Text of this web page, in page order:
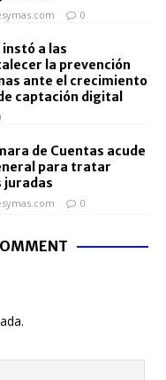
0
a las
la prevención
ante el crecimiento
captación digital
de Cuentas acude
para tratar
juradas
0